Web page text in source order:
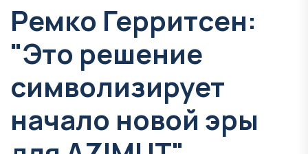
Ремко Герритсен:
"Это решение
символизирует
начало новой эры